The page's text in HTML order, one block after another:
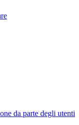
da parte degli utenti